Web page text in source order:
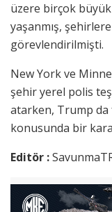
üzere birçok
yaşanmış,
görevlendirilmişti.
New York ve
şehir yerel polis
atarken, Trump da
konusunda bir
Editör :